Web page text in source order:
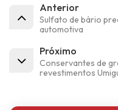
Anterior
Sulfato de bário
automotiva
Próximo
Conservantes de
revestimentos